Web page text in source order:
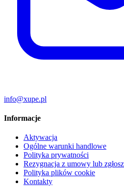
info@xupe.pl
Informacje
Aktywacja
Ogólne warunki handlowe
Polityka prywatności
Rezygnacja z umowy lub
Polityka plików cookie
Kontakty